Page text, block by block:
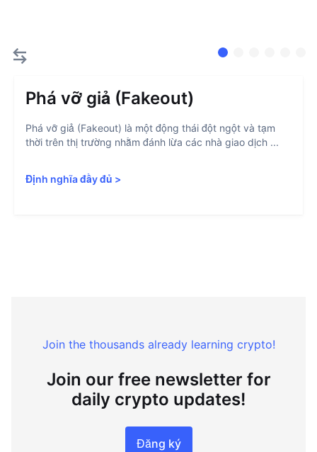
Phá vỡ giả (Fakeout)
Phá vỡ giả (Fakeout) là một động thái đột ngột và tạm
thời trên thị trường nhằm đánh lừa các nhà giao dịch ...
Định nghĩa đầy đủ >
Join the thousands already learning crypto!
Join our free newsletter for
daily crypto updates!
Đăng ký